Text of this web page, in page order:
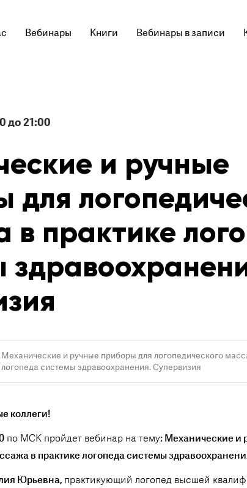
Вебинары Книги Вебинары в записи
до 21:00
и ручные
для
в практике
Механические и ручные приборы для логопедического
логопеда системы здравоохранения. Супервизия
коллеги!
по МСК пройдет вебинар на тему: Механические и
в практике логопеда системы
Юрьевна, практикующий логопед высшей